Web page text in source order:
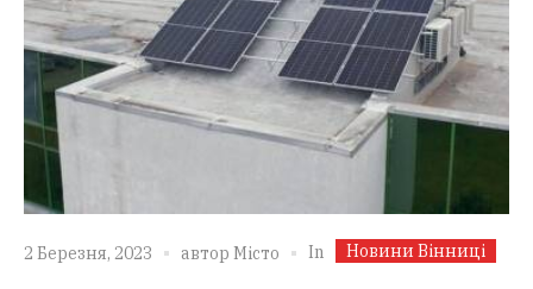
2 Березня, 2023 автор Місто In Новини Вінниці